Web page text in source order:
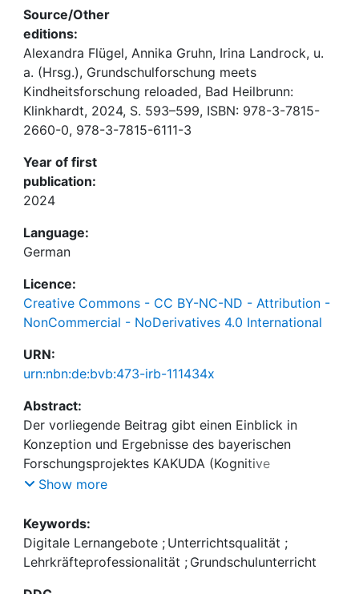
Source/Other
editions:
Alexandra Flügel, Annika Gruhn, Irina Landrock, u.
a. (Hrsg.), Grundschulforschung meets
Kindheitsforschung reloaded, Bad Heilbrunn:
Klinkhardt, 2024, S. 593–599, ISBN: 978-3-7815-
2660-0, 978-3-7815-6111-3
Year of first
publication:
2024
Language:
German
Licence:
Creative Commons - CC BY-NC-ND - Attribution -
NonCommercial - NoDerivatives 4.0 International
URN:
urn:nbn:de:bvb:473-irb-111434x
Abstract:
Der vorliegende Beitrag gibt einen Einblick in
Konzeption und Ergebnisse des bayerischen
Forschungsprojektes KAKUDA (Kognitive
Aktivierung und konstruktive Unterstützung mit
des Beitrags bilden theoretische Überlegungen zur
Unterrichtsqualität in einem digital gestützten
Unterricht sowie bedeutsame professionelle
Show more
Keywords:
Digitale Lernangebote ; Unterrichtsqualität ;
Lehrkräfteprofessionalität ; Grundschulunterricht